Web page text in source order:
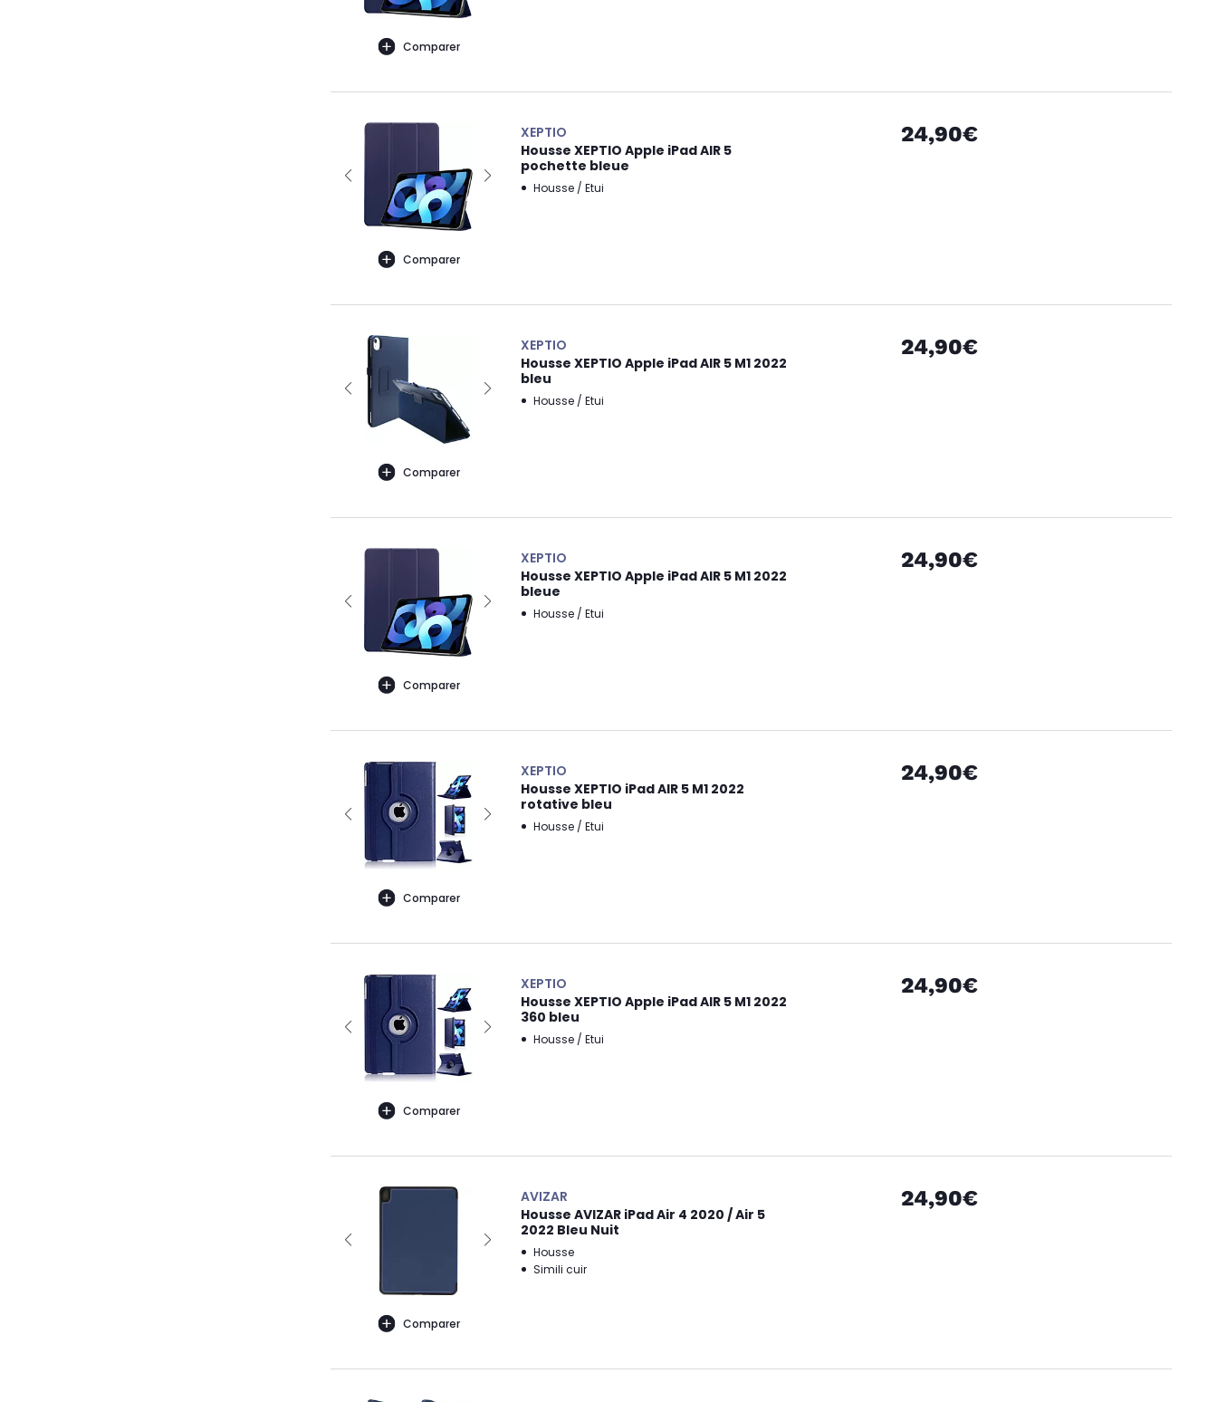
Comparer
Comparer
XEPTIO
Housse XEPTIO Apple iPad AIR 5
pochette bleue
Housse / Etui
24,90€
Comparer
XEPTIO
Housse XEPTIO Apple iPad AIR 5 M1 2022
bleu
Housse / Etui
24,90€
Comparer
XEPTIO
Housse XEPTIO Apple iPad AIR 5 M1 2022
bleue
Housse / Etui
24,90€
Comparer
XEPTIO
Housse XEPTIO iPad AIR 5 M1 2022
rotative bleu
Housse / Etui
24,90€
Comparer
XEPTIO
Housse XEPTIO Apple iPad AIR 5 M1 2022
360 bleu
Housse / Etui
24,90€
Comparer
AVIZAR
Housse AVIZAR iPad Air 4 2020 / Air 5
2022 Bleu Nuit
Housse
Simili cuir
24,90€